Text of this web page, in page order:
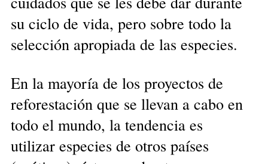
su ciclo de vida, pero sobre todo la
selección apropiada de las especies.
En la mayoría de los proyectos de
reforestación que se llevan a cabo en
todo el mundo, la tendencia es
utilizar especies de otros países